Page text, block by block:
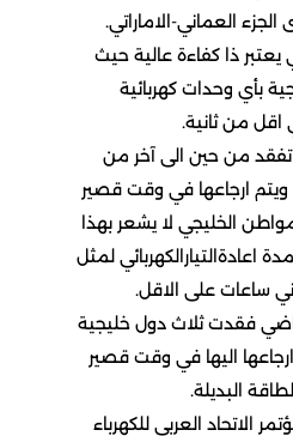
العماني-الاماراتي.
يعتبر ذا كفاءة عالية حيث
بأي وحدات كهربائية
اقل من ثانية.
تفقد من حين الى آخر من
ميغاواط ويتم ارجاعها في وقت قصير
الخليجي لا يشعر بهذا
اعادةالتيارالكهربائي لمثل
ساعات على الاقل.
فقدت ثلاث دول خليجية
وتم ارجاعها اليها في وقت قصير
البديلة.
الاتحاد العربي للكهرباء